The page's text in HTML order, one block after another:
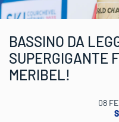
BASSINO DA
SUPERGIGANTE
MERIBEL!
08